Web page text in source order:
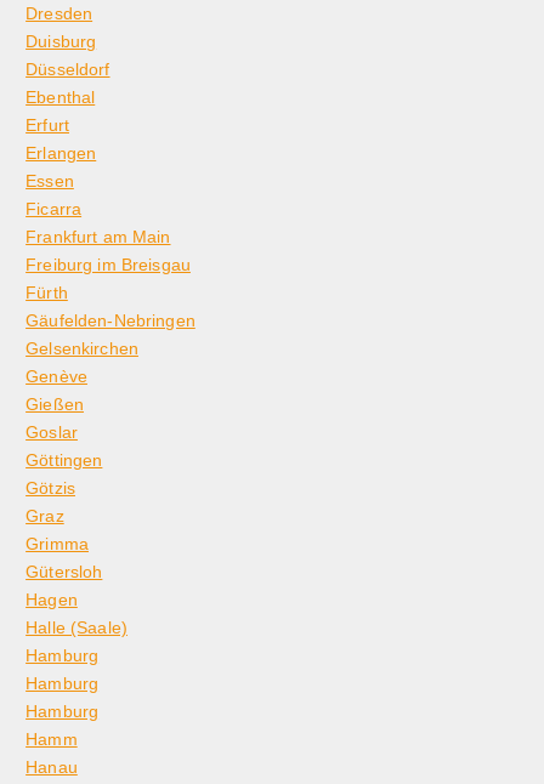
Dresden
Duisburg
Düsseldorf
Ebenthal
Erfurt
Erlangen
Essen
Ficarra
Frankfurt am Main
Freiburg im Breisgau
Fürth
Gäufelden-Nebringen
Gelsenkirchen
Genève
Gießen
Goslar
Göttingen
Götzis
Graz
Grimma
Gütersloh
Hagen
Halle (Saale)
Hamburg
Hamburg
Hamburg
Hamm
Hanau